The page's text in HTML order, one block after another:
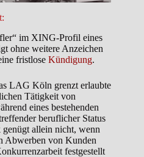
im XING-Profil eines
ohne weitere Anzeichen
fristlose Kündigung.
LAG Köln grenzt erlaubte
Tätigkeit von
eines bestehenden
beruflicher Status
allein nicht, wenn
Abwerben von Kunden
festgestellt